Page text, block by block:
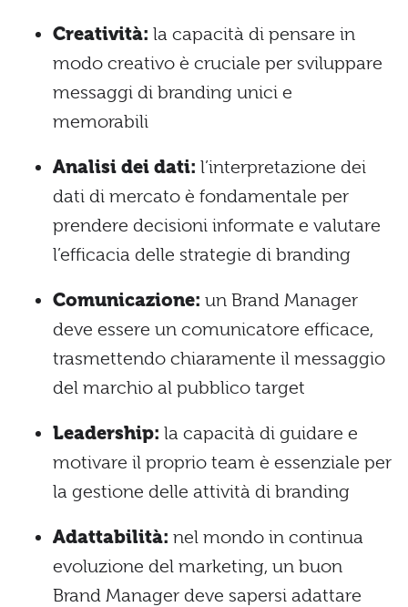
Creatività: la capacità di pensare in
modo creativo è cruciale per sviluppare
messaggi di branding unici e
memorabili
Analisi dei dati: l’interpretazione dei
dati di mercato è fondamentale per
prendere decisioni informate e valutare
l’efficacia delle strategie di branding
Comunicazione: un Brand Manager
deve essere un comunicatore efficace,
trasmettendo chiaramente il messaggio
del marchio al pubblico target
Leadership: la capacità di guidare e
motivare il proprio team è essenziale per
la gestione delle attività di branding
Adattabilità: nel mondo in continua
evoluzione del marketing, un buon
Brand Manager deve sapersi adattare